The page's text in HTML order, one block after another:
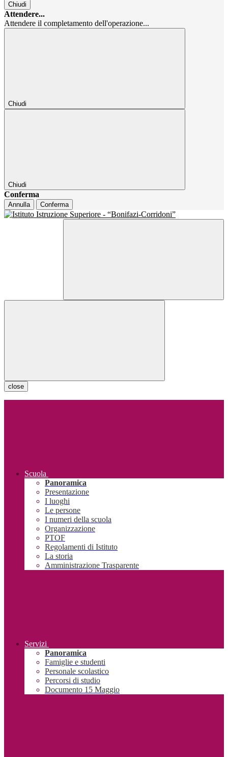
Chiudi
Attendere...
Attendere il completamento dell'operazione...
Chiudi
Chiudi
Conferma
Annulla Conferma
close
Scuola
Panoramica
Presentazione
I luoghi
Le persone
I numeri della scuola
Organizzazione
PTOF
Regolamenti di Istituto
La storia
Amministrazione Trasparente
Servizi
Panoramica
Famiglie e studenti
Personale scolastico
Percorsi di studio
Documento 15 Maggio